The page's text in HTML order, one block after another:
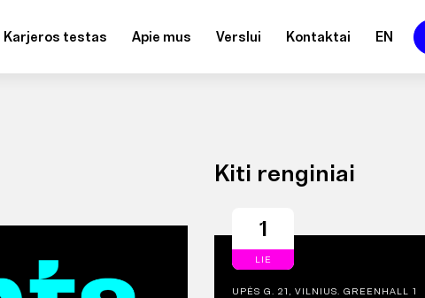
Karjeros testas Apie mus Verslui Kontaktai EN
Kiti renginiai
1
LIE
UPĖS G. 21, VILNIUS. GREENHALL 1